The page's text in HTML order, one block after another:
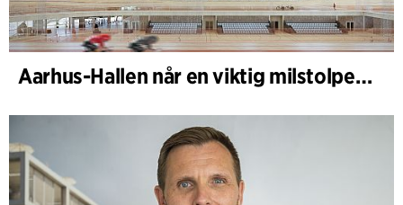
Aarhus-Hallen når en viktig milstolpe i den pågående skissprocessen